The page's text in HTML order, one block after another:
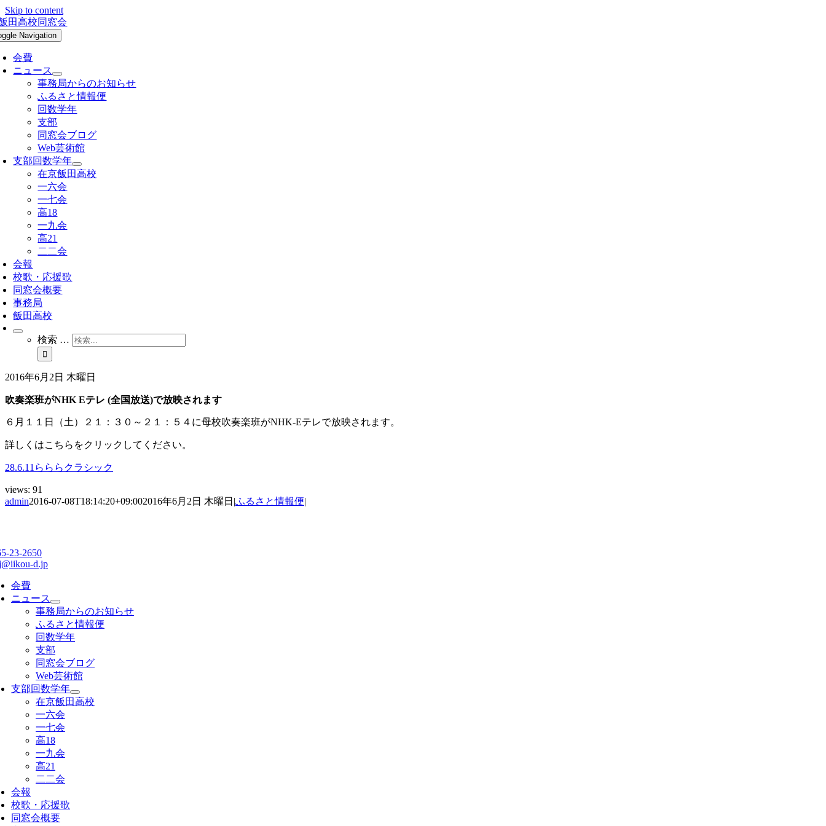
Skip to content
Navigation
会費
ニュース
事務局からのお知らせ
ふるさと情報便
回数学年
支部
同窓会ブログ
Web芸術館
支部回数学年
在京飯田高校
一六会
一七会
高18
一九会
高21
二二会
会報
校歌・応援歌
同窓会概要
事務局
飯田高校
検索 …
2016年6月2日 木曜日
吹奏楽班がNHK Eテレ (全国放送)で放映されます
６月１１日（土）２１：３０～２１：５４に母校吹奏楽班がNHK-Eテレで放映されます。
詳しくはこちらをクリックしてください。
28.6.11らららクラシック
views: 91
admin2016-07-08T18:14:20+09:002016年6月2日 木曜日 |ふるさと情報便|
23-2650
d.jp
会費
ニュース
事務局からのお知らせ
ふるさと情報便
回数学年
支部
同窓会ブログ
Web芸術館
支部回数学年
在京飯田高校
一六会
一七会
高18
一九会
高21
二二会
会報
校歌・応援歌
同窓会概要